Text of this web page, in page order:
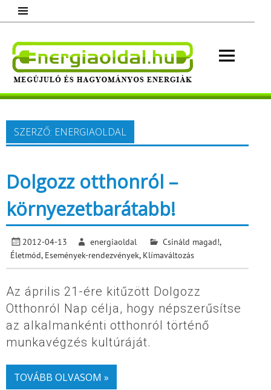
content
Megújuló és hagyományos energiák.
Minden, ami energia!
SZERZŐ: ENERGIAOLDAL
Dolgozz otthonról –
környezetbarátabb!
2012-04-13 energiaoldal Csináld magad!,
Életmód, Események-rendezvények, Klímaváltozás
Az április 21-ére kitűzött Dolgozz
Otthonról Nap célja, hogy népszerűsítse
az alkalmankénti otthonról történő
munkavégzés kultúráját.
TOVÁBB OLVASOM »